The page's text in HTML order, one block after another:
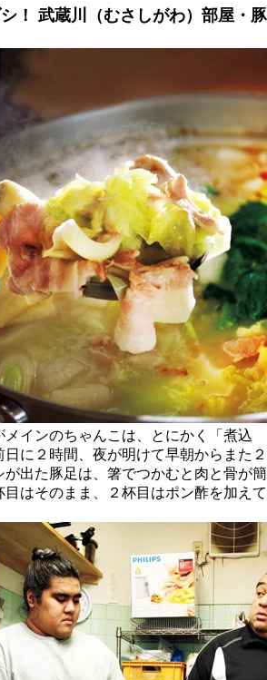
！ 武蔵川（むさしがわ）部屋・豚
インのちゃんこは、とにかく「煮込
に２時間、夜が明けて早朝からまた２
出た豚足は、箸でつかむと肉と骨が簡
はそのまま、２杯目はポン酢を加えて